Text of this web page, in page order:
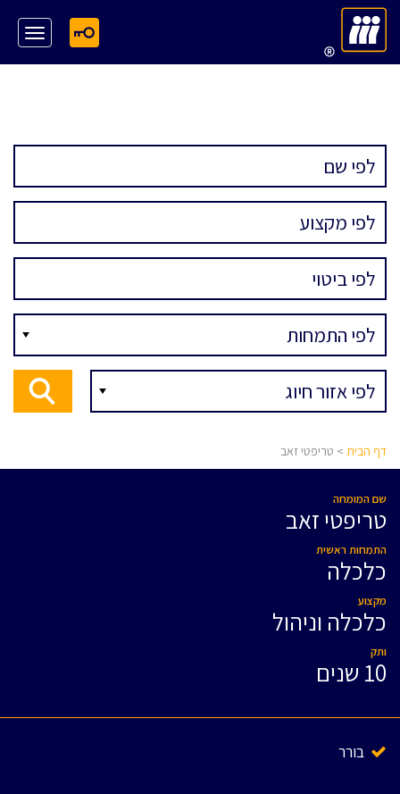
דף הבית > טריפטי זאב
שם המומחה
טריפטי זאב
התמחות ראשית
כלכלה
מקצוע
כלכלה וניהול
ותק
10 שנים
בורר